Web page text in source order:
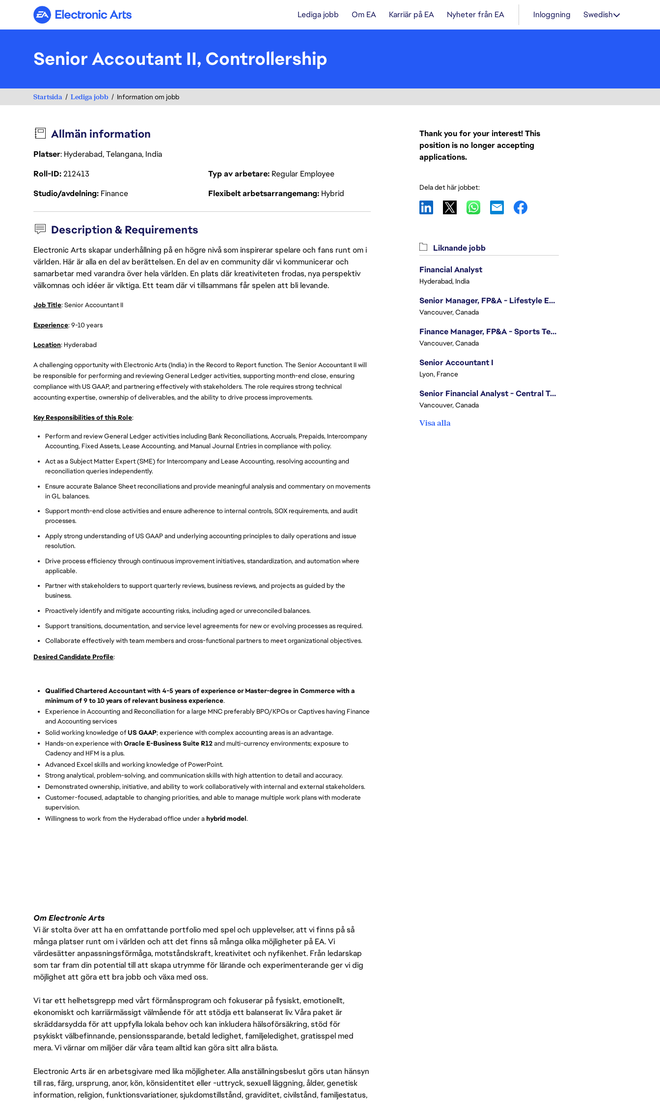
Electronic Arts Lediga jobb Om EA Karriär på EA Nyheter från EA Inloggning Swedish
Senior Accoutant II, Controllership
Startsida Lediga jobb Information om jobb
Allmän information
Platser: Hyderabad, Telangana, India
Roll-ID212413 Typ av arbetare Regular Employee
Studio/avdelning Finance Flexibelt arbetsarrangemang Hybrid
Description & Requirements
Electronic Arts skapar underhållning på en högre nivå som inspirerar spelare och fans runt om i
världen. Här är alla en del av berättelsen. En del av en community där vi kommunicerar och
samarbetar med varandra över hela världen. En plats där kreativiteten frodas, nya perspektiv
välkomnas och idéer är viktiga. Ett team där vi tillsammans får spelen att bli levande.
Job Title: Senior Accountant II
Experience: 9-10 years
Location: Hyderabad
A challenging opportunity with Electronic Arts (India) in the Record to Report function. The Senior Accountant II will
be responsible for performing and reviewing General Ledger activities, supporting month-end close, ensuring
compliance with US GAAP, and partnering effectively with stakeholders. The role requires strong technical
accounting expertise, ownership of deliverables, and the ability to drive process improvements.
Key Responsibilities of this Role:
Perform and review General Ledger activities including Bank Reconciliations, Accruals, Prepaids, Intercompany
Accounting, Fixed Assets, Lease Accounting, and Manual Journal Entries in compliance with policy.
Act as a Subject Matter Expert (SME) for Intercompany and Lease Accounting, resolving accounting and
reconciliation queries independently.
Ensure accurate Balance Sheet reconciliations and provide meaningful analysis and commentary on movements
in GL balances.
Support month-end close activities and ensure adherence to internal controls, SOX requirements, and audit
processes.
Apply strong understanding of US GAAP and underlying accounting principles to daily operations and issue
resolution.
Drive process efficiency through continuous improvement initiatives, standardization, and automation where
applicable.
Partner with stakeholders to support quarterly reviews, business reviews, and projects as guided by the
business.
Proactively identify and mitigate accounting risks, including aged or unreconciled balances.
Support transitions, documentation, and service level agreements for new or evolving processes as required.
Collaborate effectively with team members and cross-functional partners to meet organizational objectives.
Desired Candidate Profile:
Qualified Chartered Accountant with 4-5 years of experience or Master-degree in Commerce with a
minimum of 9 to 10 years of relevant business experience.
Experience in Accounting and Reconciliation for a large MNC preferably BPO/KPOs or Captives having Finance
and Accounting services
Solid working knowledge ofUS GAAP; experience with complex accounting areas is an advantage.
Hands-on experience withOracle E-Business Suite R12and multi-currency environments; exposure to
Cadency and HFM is a plus.
Advanced Excel skills and working knowledge of PowerPoint.
Strong analytical, problem-solving, and communication skills with high attention to detail and accuracy.
Demonstrated ownership, initiative, and ability to work collaboratively with internal and external stakeholders.
Customer-focused, adaptable to changing priorities, and able to manage multiple work plans with moderate
supervision.
Willingness to work from the Hyderabad office under ahybrid model.
Om Electronic Arts
Vi är stolta över att ha en omfattande portfolio med spel och upplevelser, att vi finns på så
många platser runt om i världen och att det finns så många olika möjligheter på EA. Vi
värdesätter anpassningsförmåga, motståndskraft, kreativitet och nyfikenhet. Från ledarskap
som tar fram din potential till att skapa utrymme för lärande och experimenterande ger vi dig
möjlighet att göra ett bra jobb och växa med oss.
Vi tar ett helhetsgrepp med vårt förmånsprogram och fokuserar på fysiskt, emotionellt,
ekonomiskt och karriärmässigt välmående för att stödja ett balanserat liv. Våra paket är
skräddarsydda för att uppfylla lokala behov och kan inkludera hälsoförsäkring, stöd för
psykiskt välbefinnande, pensionssparande, betald ledighet, familjeledighet, gratisspel med
mera. Vi värnar om miljöer där våra team alltid kan göra sitt allra bästa.
Electronic Arts är en arbetsgivare med lika möjligheter. Alla anställningsbeslut görs utan hänsyn
till ras, färg, ursprung, anor, kön, könsidentitet eller -uttryck, sexuell läggning, ålder, genetisk
information, religion, funktionsvariationer, sjukdomstillstånd, graviditet, civilstånd, familjestatus,
Thank you for your interest! This
position is no longer accepting
applications.
Dela det här jobbet:
Liknande jobb
Financial Analyst
Hyderabad, India
Senior Manager, FP&A - Lifestyle Entertainment
Vancouver, Canada
Finance Manager, FP&A - Sports Technology & Tracab
Vancouver, Canada
Senior Accountant I
Lyon, France
Senior Financial Analyst - Central Technology
Vancouver, Canada
Visa alla